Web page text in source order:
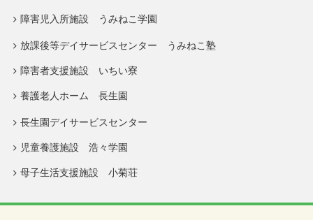
障害児入所施設 うみねこ学園
放課後等デイサービスセンター うみねこ塾
障害者支援施設 いちい寮
養護老人ホーム 長生園
長生園デイサービスセンター
児童養護施設 浩々学園
母子生活支援施設 小菊荘